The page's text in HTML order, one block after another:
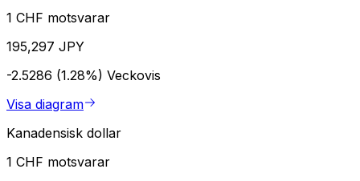
1 CHF motsvarar
195,297 JPY
-2.5286 (1.28%) Veckovis
Visa diagram
Kanadensisk dollar
1 CHF motsvarar